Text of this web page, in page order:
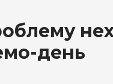
день